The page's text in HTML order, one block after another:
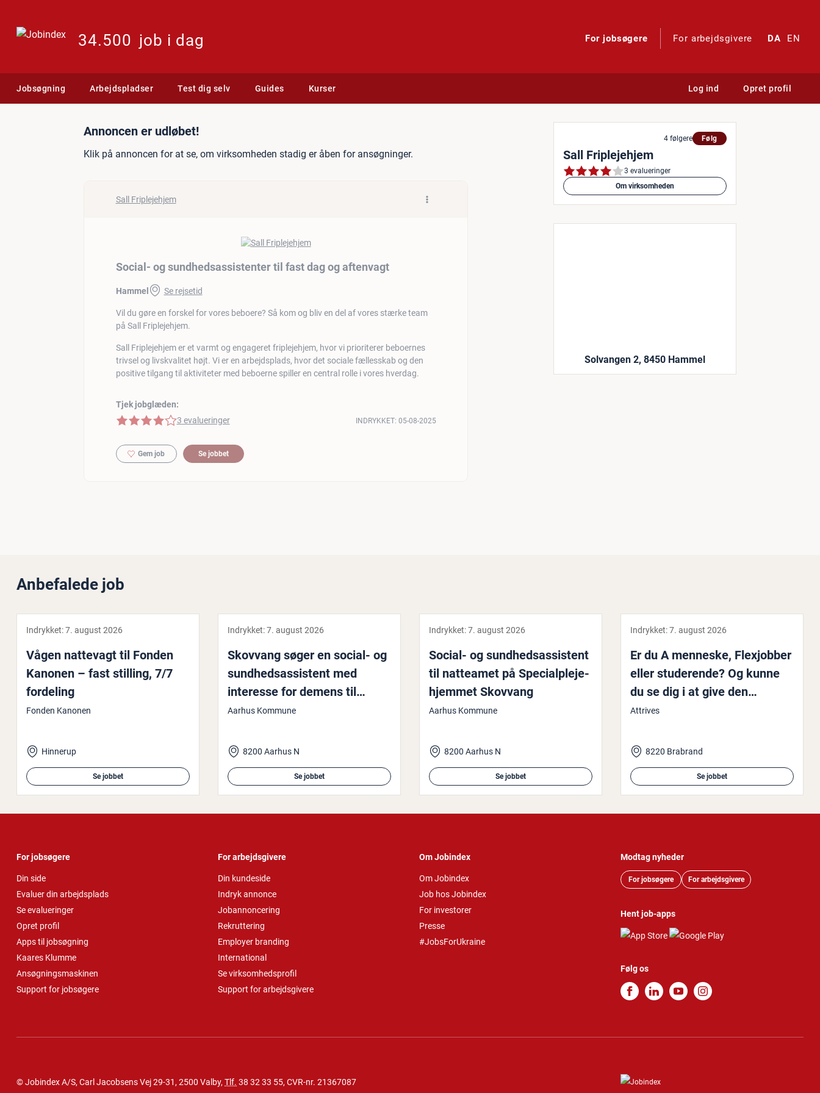
34.500 job i dag For jobsøgere For arbejdsgivere DA EN
Jobsøgning Arbejdspladser Test dig selv Guides Kurser Log ind Opret profil
Jobannonce: Social- og sundhedsassistenter til fast dag og aftenvagt
Annoncen er udløbet!
Klik på annoncen for at se, om virksomheden stadig er åben for ansøgninger.
Sall Friplejehjem
Social- og sundhedsassistenter til fast dag og aftenvagt
Hammel Se rejsetid
Vil du gøre en forskel for vores beboere? Så kom og bliv en del af vores stærke team
på Sall Friplejehjem.
Sall Friplejehjem er et varmt og engageret friplejehjem, hvor vi prioriterer beboernes
trivsel og livskvalitet højt. Vi er en arbejdsplads, hvor det sociale fællesskab og den
positive tilgang til aktiviteter med beboerne spiller en central rolle i vores hverdag.
Tjek jobglæden:
4 af 5 stjerner
3 evalueringer INDRYKKET: 05-08-2025
Gem job Se jobbet
4 følgere Følg
Sall Friplejehjem
3 evalueringer
Om virksomheden
Solvangen 2, 8450 Hammel
Anbefalede job
Indrykket:7. august 2026
Vågen nattevagt til Fonden
Kanonen – fast stilling, 7/7
fordeling
Fonden Kanonen
Hinnerup
Se jobbet
Indrykket:7. august 2026
Skovvang søger en social- og
sund­heds­as­si­stent med
interesse for demens til
primært aftenvagt
Aarhus Kommune
8200 Aarhus N
Se jobbet
Indrykket:7. august 2026
Social- og sund­heds­as­si­stent
til natteamet på Spe­ci­al­ple­je­
hjem­met Skovvang
Aarhus Kommune
8200 Aarhus N
Se jobbet
Indrykket:7. august 2026
Er du A menneske, Fle­xjob­ber
eller stu­de­ren­de? Og kunne
du se dig i at give den
dejligste unge mand med
Attrives
8220 Brabrand
Se jobbet
For jobsøgere
Din side
Evaluer din arbejdsplads
Se evalueringer
Opret profil
Apps til jobsøgning
Kaares Klumme
Ansøgningsmaskinen
Support for jobsøgere
For arbejdsgivere
Din kundeside
Indryk annonce
Jobannoncering
Rekruttering
Employer branding
International
Se virksomhedsprofil
Support for arbejdsgivere
Om Jobindex
Om Jobindex
Job hos Jobindex
For investorer
Presse
#JobsForUkraine
Modtag nyheder
For jobsøgere For arbejdsgivere
Hent job-apps
Følg os
© Jobindex A/S, Carl Jacobsens Vej 29-31, 2500 Valby, Tlf. 38 32 33 55, CVR-nr. 21367087